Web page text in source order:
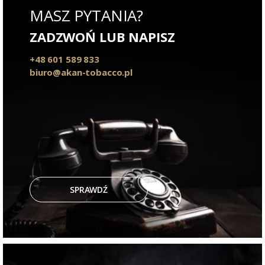
MASZ PYTANIA?
ZADZWOŃ LUB NAPISZ
+48 601 589 833
biuro@akan-tobacco.pl
SPRAWDŹ